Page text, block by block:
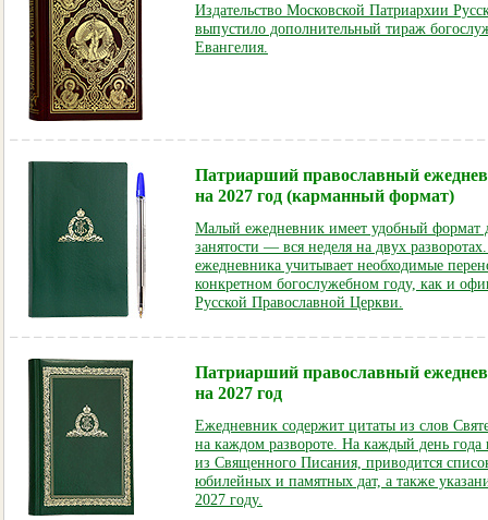
Издательство Московской Патриархии
выпустило дополнительный тираж
Евангелия.
Патриарший православный
на 2027 год (карманный формат)
Малый ежедневник имеет удобный формат
занятости — вся неделя на двух
ежедневника учитывает необходимые
конкретном богослужебном году, как и
Русской Православной Церкви.
Патриарший православный
на 2027 год
Ежедневник содержит цитаты из слов
на каждом развороте. На каждый день года
из Священного Писания, приводится
юбилейных и памятных дат, а также
2027 году.